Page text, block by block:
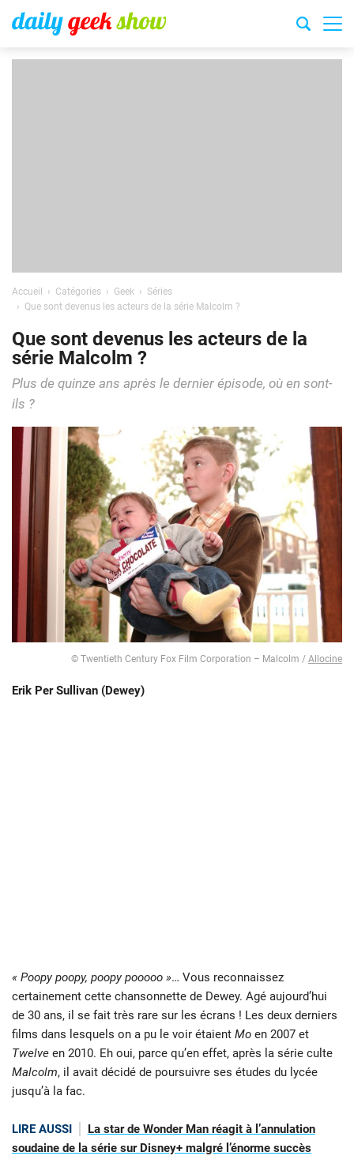
Accueil Catégories Geek
Séries
Que sont devenus les acteurs de la série Malcolm ?
Que sont devenus les acteurs de la
série Malcolm ?
Plus de quinze ans après le dernier épisode, où en sont-
ils ?
© Twentieth Century Fox Film Corporation – Malcolm / Allocine
Erik Per Sullivan (Dewey)
« Poopy poopy, poopy pooooo »… Vous reconnaissez
certainement cette chansonnette de Dewey. Agé aujourd’hui
de 30 ans, il se fait très rare sur les écrans ! Les deux derniers
films dans lesquels on a pu le voir étaient Mo en 2007 et
Twelve en 2010. Eh oui, parce qu’en effet, après la série culte
Malcolm, il avait décidé de poursuivre ses études du lycée
jusqu’à la fac.
LIRE AUSSI
La star de Wonder Man réagit à l’annulation
soudaine de la série sur Disney+ malgré l’énorme succès